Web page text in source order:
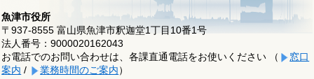
魚津市役所
〒937-8555 富山県魚津市釈迦堂1丁目10番1号
法人番号：9000020162043
お電話でのお問い合わせは、各課直通電話をお使いください （
窓口
案内 / 業務時間のご案内）